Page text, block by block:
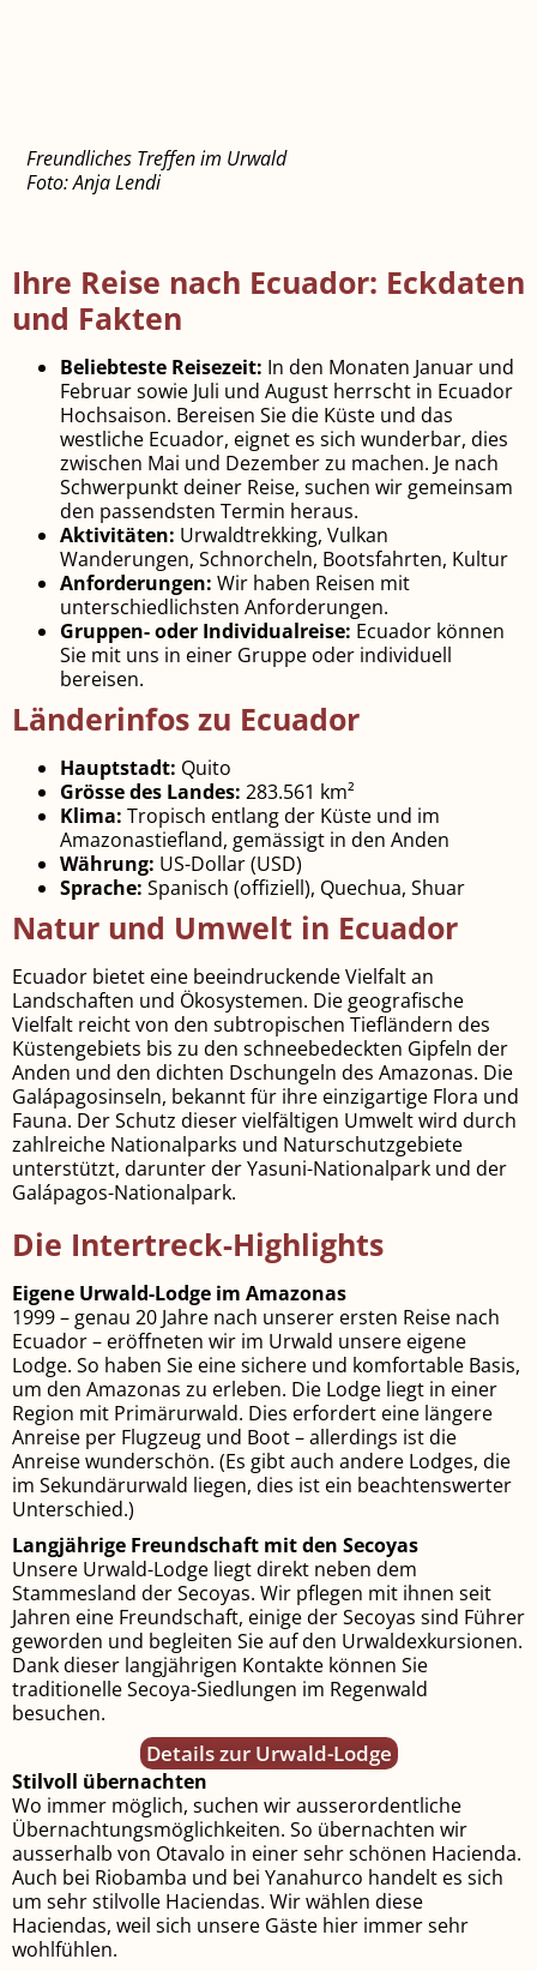
Freundliches Treffen im Urwald
Foto: Anja Lendi
Ihre Reise nach Ecuador: Eckdaten
und Fakten
Beliebteste Reisezeit: In den Monaten Januar und
Februar sowie Juli und August herrscht in Ecuador
Hochsaison. Bereisen Sie die Küste und das
westliche Ecuador, eignet es sich wunderbar, dies
zwischen Mai und Dezember zu machen. Je nach
Schwerpunkt deiner Reise, suchen wir gemeinsam
den passendsten Termin heraus.
Aktivitäten: Urwaldtrekking, Vulkan
Wanderungen, Schnorcheln, Bootsfahrten, Kultur
Anforderungen: Wir haben Reisen mit
unterschiedlichsten Anforderungen.
Gruppen- oder Individualreise: Ecuador können
Sie mit uns in einer Gruppe oder individuell
bereisen.
Länderinfos zu Ecuador
Hauptstadt: Quito
Grösse des Landes: 283.561 km²
Klima: Tropisch entlang der Küste und im
Amazonastiefland, gemässigt in den Anden
Währung: US-Dollar (USD)
Sprache: Spanisch (offiziell), Quechua, Shuar
Natur und Umwelt in Ecuador
Ecuador bietet eine beeindruckende Vielfalt an
Landschaften und Ökosystemen. Die geografische
Vielfalt reicht von den subtropischen Tiefländern des
Küstengebiets bis zu den schneebedeckten Gipfeln der
Anden und den dichten Dschungeln des Amazonas. Die
Galápagosinseln, bekannt für ihre einzigartige Flora und
Fauna. Der Schutz dieser vielfältigen Umwelt wird durch
zahlreiche Nationalparks und Naturschutzgebiete
unterstützt, darunter der Yasuni-Nationalpark und der
Galápagos-Nationalpark.
Die Intertreck-Highlights
Eigene Urwald-Lodge im Amazonas
1999 – genau 20 Jahre nach unserer ersten Reise nach
Ecuador – eröffneten wir im Urwald unsere eigene
Lodge. So haben Sie eine sichere und komfortable Basis,
um den Amazonas zu erleben. Die Lodge liegt in einer
Region mit Primärurwald. Dies erfordert eine längere
Anreise per Flugzeug und Boot – allerdings ist die
Anreise wunder­schön. (Es gibt auch andere Lodges, die
im Sekundär­urwald liegen, dies ist ein beachtenswerter
Unterschied.)
Langjährige Freundschaft mit den Secoyas
Unsere Ur­wald­-Lodge liegt direkt neben dem
Stammesland der Secoyas. Wir pfle­gen mit ihnen seit
Jahren eine Freundschaft, einige der Secoyas sind Führer
geworden und begleiten Sie auf den Urwaldexkursionen.
Dank dieser langjährigen Kon­takte ­können Sie
traditionelle Secoya-Siedlungen im Re­genwald
besuchen.
Details zur Urwald-Lodge
Stilvoll übernachten
Wo immer möglich, suchen wir ausserordentliche
Übernach­tungsmöglichkeiten. So übernachten wir
ausserhalb von Otavalo in einer sehr schönen Hacienda.
Auch bei Riobamba und bei Yanahurco handelt es sich
um sehr stilvolle Haciendas. Wir wählen diese
Haciendas, weil sich unsere Gäste hier immer sehr
wohlfühlen.